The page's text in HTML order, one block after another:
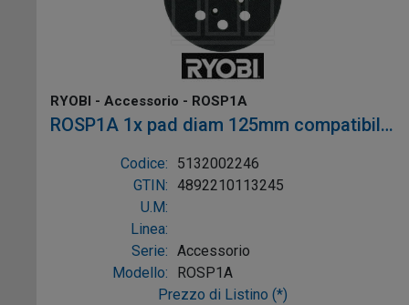
RYOBI - Accessorio - ROSP1A
ROSP1A 1x pad diam 125mm compatibile
con: ROS300
Codice:
5132002246
GTIN: 4892210113245
U.M:
Linea:
Serie: Accessorio
Modello:
ROSP1A
Prezzo di Listino (*)